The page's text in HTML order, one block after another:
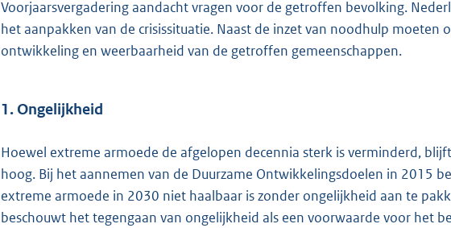
Voorjaarsvergadering aandacht vragen voor de getroffen bevolking.
het aanpakken van de crisissituatie. Naast de inzet van noodhulp moeten
ontwikkeling en weerbaarheid van de getroffen gemeenschappen.
1. Ongelijkheid
Hoewel extreme armoede de afgelopen decennia sterk is verminderd,
hoog. Bij het aannemen van de Duurzame Ontwikkelingsdoelen in 2015
extreme armoede in 2030 niet haalbaar is zonder ongelijkheid aan te
beschouwt het tegengaan van ongelijkheid als een voorwaarde voor het